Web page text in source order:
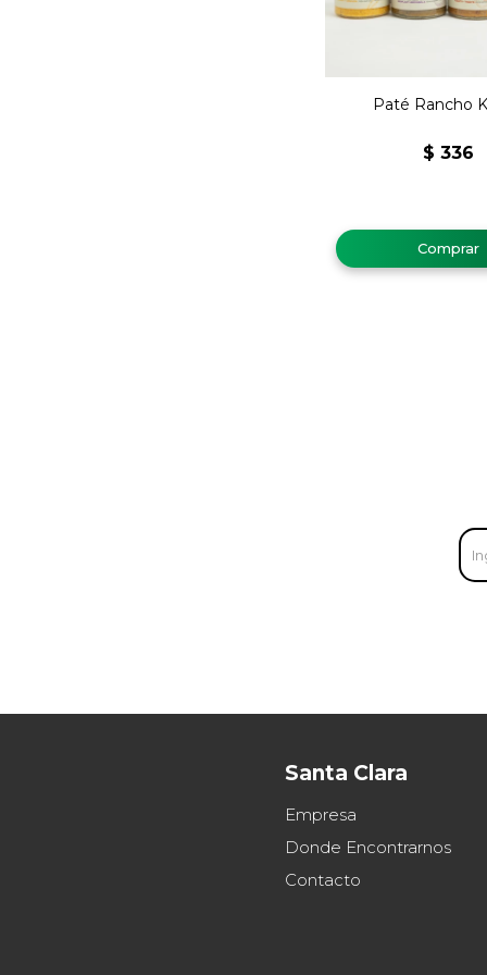
Paté Rancho
$ 336
Santa Clara
Empresa
Donde Encontrarnos
Contacto